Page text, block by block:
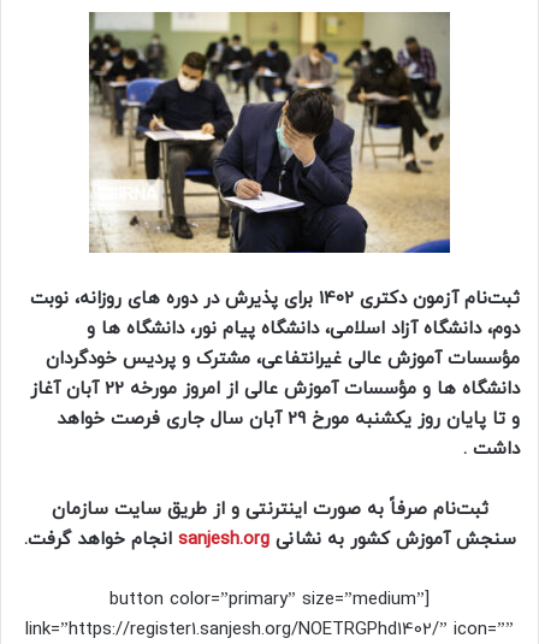
ثبت‌نام آزمون دکتری 1402 برای پذیرش در دوره های روزانه، نوبت
دوم، دانشگاه آزاد اسلامی، دانشگاه پیام نور، دانشگاه ها و
مؤسسات آموزش عالی غیرانتفاعی، مشترک و پردیس خودگردان
دانشگاه ها و مؤسسات آموزش عالی از امروز مورخه 22 آبان آغاز
و تا پایان روز یکشنبه مورخ 29 آبان سال جاری فرصت خواهد
داشت .
ثبت‌نام صرفاً به صورت اینترنتی و از طریق سایت سازمان
سنجش آموزش کشور به نشانیsanjesh.org انجام خواهد گرفت.
[button color=”primary” size=”medium”
link=”https://register1.sanjesh.org/NOETRGPhd1402/” icon=””